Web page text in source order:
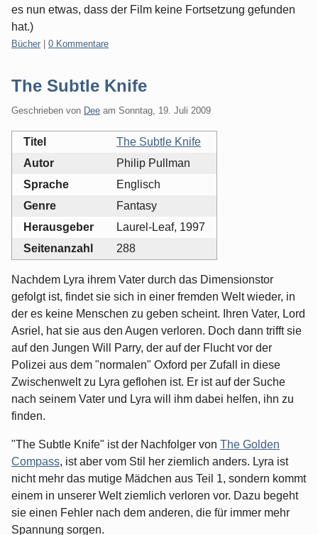
es nun etwas, dass der Film keine Fortsetzung gefunden
hat.)
Kategorien:
Bücher 0 Kommentare
The Subtle Knife
Geschrieben von Dee am Sonntag, 19. Juli 2009
Titel
The Subtle Knife
Autor
Philip Pullman
Sprache
Englisch
Genre
Fantasy
Herausgeber
Laurel-Leaf, 1997
Seitenanzahl
288
Nachdem Lyra ihrem Vater durch das Dimensionstor
gefolgt ist, findet sie sich in einer fremden Welt wieder, in
der es keine Menschen zu geben scheint. Ihren Vater, Lord
Asriel, hat sie aus den Augen verloren. Doch dann trifft sie
auf den Jungen Will Parry, der auf der Flucht vor der
Polizei aus dem "normalen" Oxford per Zufall in diese
Zwischenwelt zu Lyra geflohen ist. Er ist auf der Suche
nach seinem Vater und Lyra will ihm dabei helfen, ihn zu
finden.
"The Subtle Knife" ist der Nachfolger von The Golden
Compass, ist aber vom Stil her ziemlich anders. Lyra ist
nicht mehr das mutige Mädchen aus Teil 1, sondern kommt
einem in unserer Welt ziemlich verloren vor. Dazu begeht
sie einen Fehler nach dem anderen, die für immer mehr
Spannung sorgen.